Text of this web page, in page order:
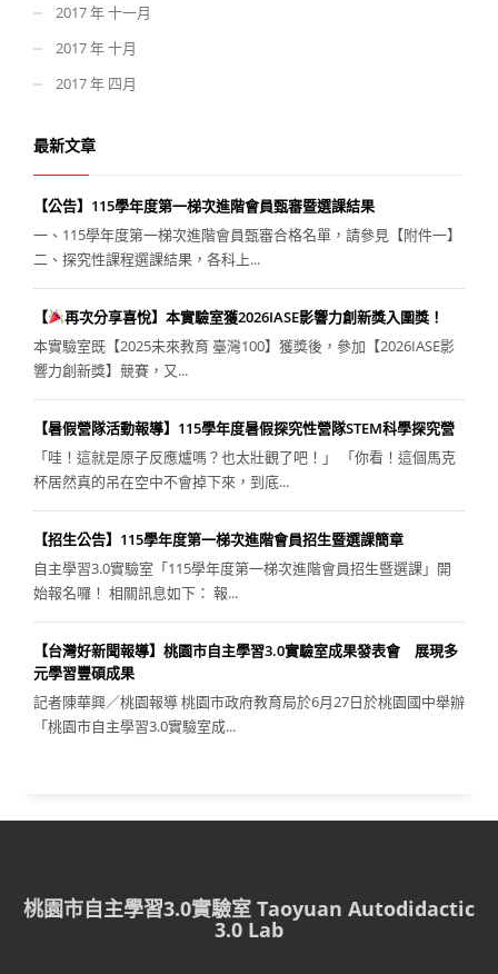
2017 年 十一月
2017 年 十月
2017 年 四月
最新文章
【公告】115學年度第一梯次進階會員甄審暨選課結果
一、115學年度第一梯次進階會員甄審合格名單，請參見【附件一】
二、探究性課程選課結果，各科上...
【
再次分享喜悅】本實驗室獲2026IASE影響力創新獎入圍獎！
本實驗室既【2025未來教育 臺灣100】獲獎後，參加【2026IASE影
響力創新獎】競賽，又...
【暑假營隊活動報導】115學年度暑假探究性營隊STEM科學探究營
「哇！這就是原子反應爐嗎？也太壯觀了吧！」 「你看！這個馬克
杯居然真的吊在空中不會掉下來，到底...
【招生公告】115學年度第一梯次進階會員招生暨選課簡章
自主學習3.0實驗室「115學年度第一梯次進階會員招生暨選課」開
始報名囉！ 相關訊息如下： 報...
【台灣好新聞報導】桃園市自主學習3.0實驗室成果發表會 展現多
元學習豐碩成果
記者陳華興／桃園報導 桃園市政府教育局於6月27日於桃園國中舉辦
「桃園市自主學習3.0實驗室成...
桃園市自主學習3.0實驗室 Taoyuan Autodidactic
3.0 Lab